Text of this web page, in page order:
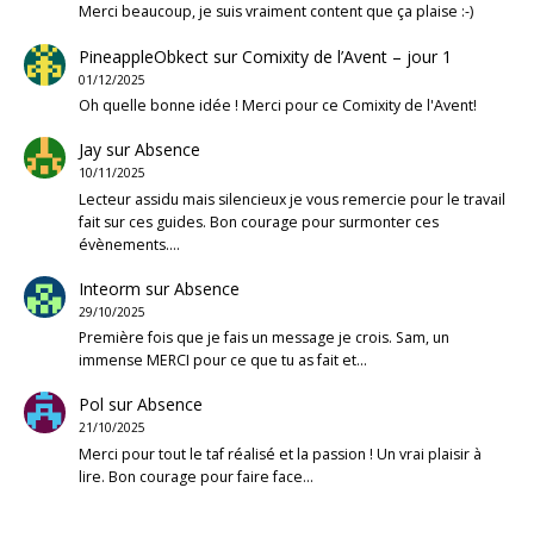
Merci beaucoup, je suis vraiment content que ça plaise :-)
PineappleObkectsurComixity de l’Avent – jour 1
01/12/2025
Oh quelle bonne idée ! Merci pour ce Comixity de l'Avent!
JaysurAbsence
10/11/2025
Lecteur assidu mais silencieux je vous remercie pour le travail
fait sur ces guides. Bon courage pour surmonter ces
évènements.…
Inteorm surAbsence
29/10/2025
Première fois que je fais un message je crois. Sam, un
immense MERCI pour ce que tu as fait et…
Pol surAbsence
21/10/2025
Merci pour tout le taf réalisé et la passion ! Un vrai plaisir à
lire. Bon courage pour faire face…